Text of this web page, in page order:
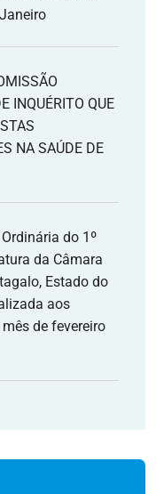
INQUÉRITO QUE
NA SAÚDE DE
do 1º
da Câmara
Estado do
aos
de fevereiro